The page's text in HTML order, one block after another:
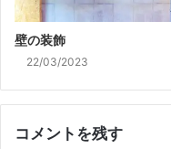
壁の装飾
22/03/2023
コメントを残す